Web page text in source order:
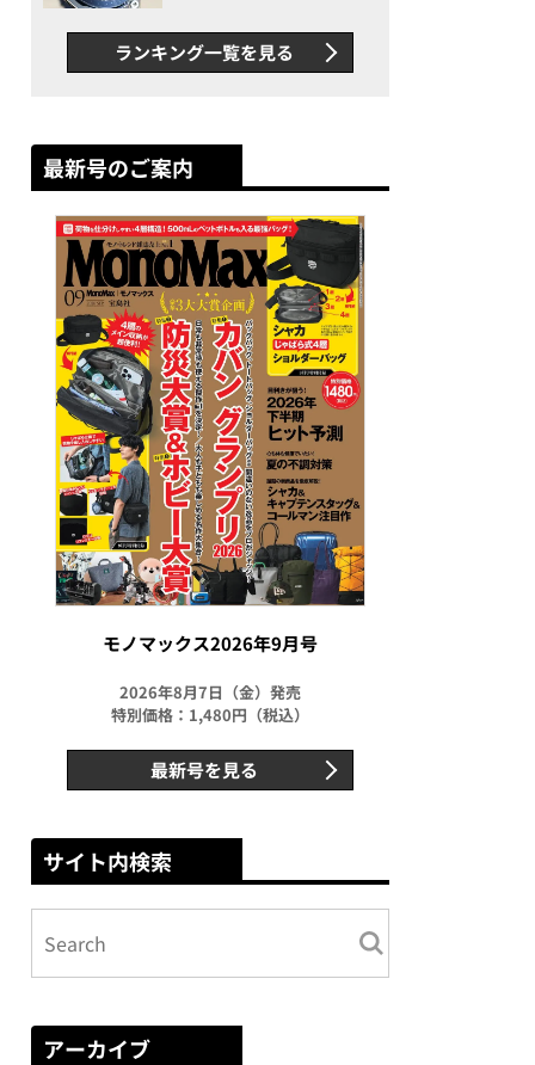
新ムーブメントの衝撃
ランキング一覧を見る
最新号のご案内
モノマックス2026年9月号
2026年8月7日（金）発売
特別価格：1,480円（税込）
最新号を見る
サイト内検索
アーカイブ